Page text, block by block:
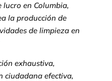
lucro en Columbia,
la producción de
de limpieza en
exhaustiva,
ciudadana efectiva,